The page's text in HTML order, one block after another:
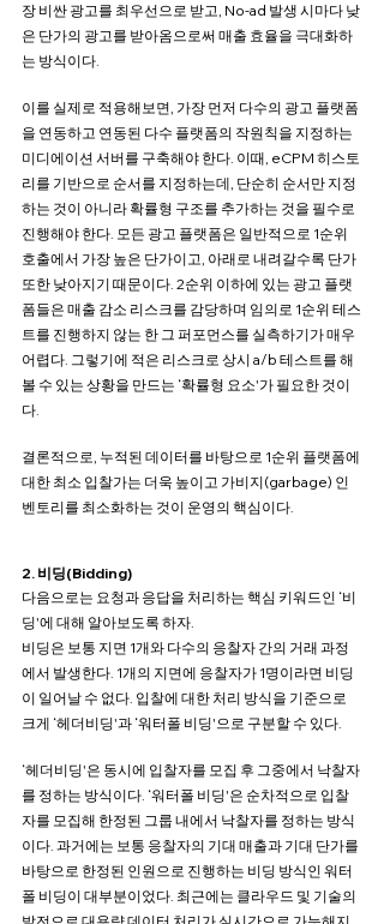
장 비싼 광고를 최우선으로 받고, No-ad 발생 시마다 낮
은 단가의 광고를 받아옴으로써 매출 효율을 극대화하
는 방식이다.
이를 실제로 적용해보면, 가장 먼저 다수의 광고 플랫폼
을 연동하고 연동된 다수 플랫폼의 작원칙을 지정하는
미디에이션 서버를 구축해야 한다. 이때, eCPM 히스토
리를 기반으로 순서를 지정하는데, 단순히 순서만 지정
하는 것이 아니라 확률형 구조를 추가하는 것을 필수로
진행해야 한다. 모든 광고 플랫폼은 일반적으로 1순위
호출에서 가장 높은 단가이고, 아래로 내려갈수록 단가
또한 낮아지기 때문이다. 2순위 이하에 있는 광고 플랫
폼들은 매출 감소 리스크를 감당하며 임의로 1순위 테스
트를 진행하지 않는 한 그 퍼포먼스를 실측하기가 매우
어렵다. 그렇기에 적은 리스크로 상시 a/b 테스트를 해
볼 수 있는 상황을 만드는 ‘확률형 요소'가 필요한 것이
다.
결론적으로, 누적된 데이터를 바탕으로 1순위 플랫폼에
대한 최소 입찰가는 더욱 높이고 가비지(garbage) 인
벤토리를 최소화하는 것이 운영의 핵심이다.
2. 비딩(Bidding)
다음으로는 요청과 응답을 처리하는 핵심 키워드인 ‘비
딩'에 대해 알아보도록 하자.
비딩은 보통 지면 1개와 다수의 응찰자 간의 거래 과정
에서 발생한다. 1개의 지면에 응찰자가 1명이라면 비딩
이 일어날 수 없다. 입찰에 대한 처리 방식을 기준으로
크게 ‘헤더비딩'과 ‘워터폴 비딩'으로 구분할 수 있다.
‘헤더비딩'은 동시에 입찰자를 모집 후 그중에서 낙찰자
를 정하는 방식이다. ‘워터폴 비딩'은 순차적으로 입찰
자를 모집해 한정된 그룹 내에서 낙찰자를 정하는 방식
이다. 과거에는 보통 응찰자의 기대 매출과 기대 단가를
바탕으로 한정된 인원으로 진행하는 비딩 방식인 워터
폴 비딩이 대부분이었다. 최근에는 클라우드 및 기술의